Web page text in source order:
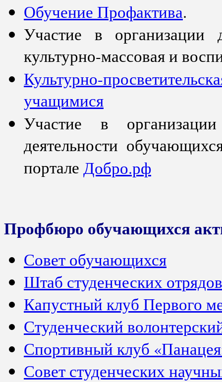
Обучение Профактива.
Участие в организации
культурно-массовая и
Культурно-
учащимися
Участие в организации
деятельности
портале Добро.рф
Профбюро обучающихся
Совет обучающихся
Штаб студенческих отрядов
Капустный клуб Первого
Студенческий
Спортивный клуб
Совет студенческих